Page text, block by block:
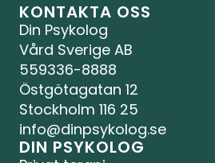
KONTAKTA OSS
Din Psykolog
Vård Sverige AB
559336-8888
Östgötagatan 12
Stockholm 116 25
info@dinpsykolog.se
DIN PSYKOLOG